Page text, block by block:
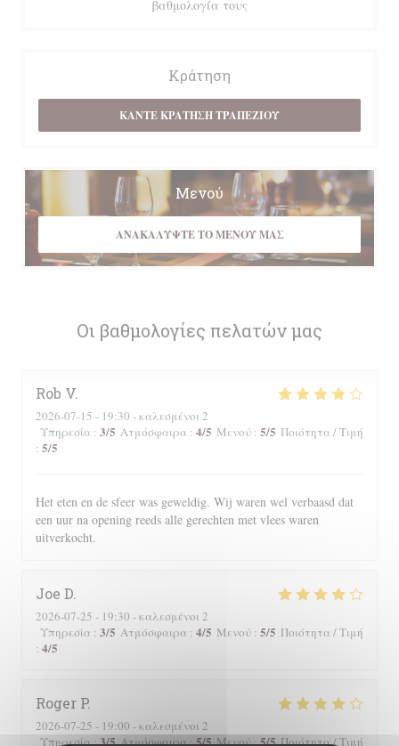
Οι βαθμολογίες πελατών μας
Rob V
2026-07-15 - 19:30 - καλεσμένοι 2
Υπηρεσία : 3/5 Ατμόσφαιρα : 4/5 Μενού : 5/5 Ποιότητα / Τιμή
: 5/5
Het eten en de sfeer was geweldig. Wij waren wel verbaasd dat
een uur na opening reeds alle gerechten met vlees waren
uitverkocht.
Joe D
2026-07-25 - 19:30 - καλεσμένοι 2
Υπηρεσία : 3/5 Ατμόσφαιρα : 4/5 Μενού : 5/5 Ποιότητα / Τιμή
: 4/5
Roger P
2026-07-25 - 19:00 - καλεσμένοι 2
Υπηρεσία:3/5 Ατμόσφαιρα:5/5 Μενού:5/5 Ποιότητα / Τιμή
βαθμολογία τους
Κράτηση
ΚΆΝΤΕ ΚΡΆΤΗΣΗ ΤΡΑΠΕΖΙΟΎ
Μενού
ΑΝΑΚΑΛΎΨΤΕ ΤΟ ΜΕΝΟΎ ΜΑΣ